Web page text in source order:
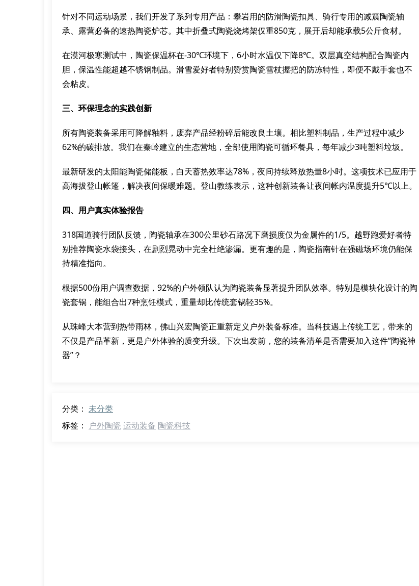
针对不同运动场景，我们开发了系列专用产品：攀岩用的防滑陶瓷扣具、骑行专用的减震陶瓷轴
承、露营必备的速热陶瓷炉芯。其中折叠式陶瓷烧烤架仅重850克，展开后却能承载5公斤食材。
在漠河极寒测试中，陶瓷保温杯在-30℃环境下，6小时水温仅下降8℃。双层真空结构配合陶瓷内
胆，保温性能超越不锈钢制品。滑雪爱好者特别赞赏陶瓷雪杖握把的防冻特性，即便不戴手套也不
会粘皮。
三、环保理念的实践创新
所有陶瓷装备采用可降解釉料，废弃产品经粉碎后能改良土壤。相比塑料制品，生产过程中减少
62%的碳排放。我们在秦岭建立的生态营地，全部使用陶瓷可循环餐具，每年减少3吨塑料垃圾。
最新研发的太阳能陶瓷储能板，白天蓄热效率达78%，夜间持续释放热量8小时。这项技术已应用于
高海拔登山帐篷，解决夜间保暖难题。登山教练表示，这种创新装备让夜间帐内温度提升5℃以上。
四、用户真实体验报告
318国道骑行团队反馈，陶瓷轴承在300公里砂石路况下磨损度仅为金属件的1/5。越野跑爱好者特
别推荐陶瓷水袋接头，在剧烈晃动中完全杜绝渗漏。更有趣的是，陶瓷指南针在强磁场环境仍能保
持精准指向。
根据500份用户调查数据，92%的户外领队认为陶瓷装备显著提升团队效率。特别是模块化设计的陶
瓷套锅，能组合出7种烹饪模式，重量却比传统套锅轻35%。
从珠峰大本营到热带雨林，佛山兴宏陶瓷正重新定义户外装备标准。当科技遇上传统工艺，带来的
不仅是产品革新，更是户外体验的质变升级。下次出发前，您的装备清单是否需要加入这件”陶瓷神
器”？
分类： 未分类
标签：
户外陶瓷 运动装备 陶瓷科技